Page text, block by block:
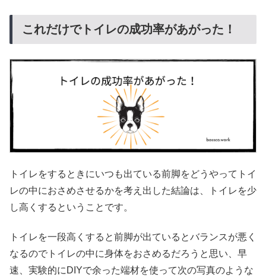
これだけでトイレの成功率があがった！
トイレをするときにいつも出ている前脚をどうやってトイ
レの中におさめさせるかを考え出した結論は、トイレを少
し高くするということです。
トイレを一段高くすると前脚が出ているとバランスが悪く
なるのでトイレの中に身体をおさめるだろうと思い、早
速、実験的にDIYで余った端材を使って次の写真のような